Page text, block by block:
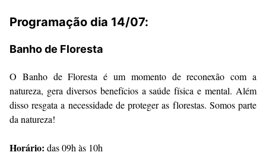
Programação dia 14/07:
Banho de Floresta
O Banho de Floresta é um momento de reconexão com a
natureza, gera diversos benefícios a saúde física e mental. Além
disso resgata a necessidade de proteger as florestas. Somos parte
da natureza!
Horário: das 09h às 10h